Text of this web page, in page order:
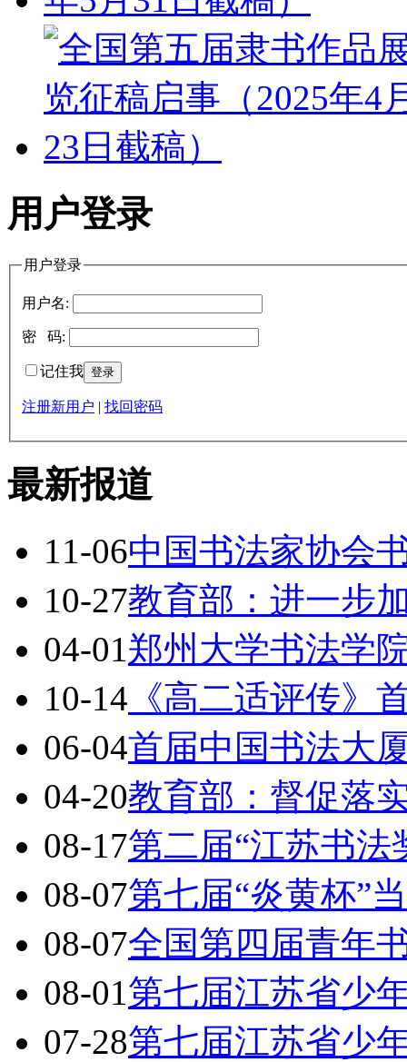
用户登录
用户登录
用户名:
密 码:
记住我
注册新用户 找回密码
最新报道
11-06中国书法家协会
10-27教育部：进一步
04-01郑州大学书法学
10-14 《高二适评传》
06-04首届中国书法大
04-20教育部：督促落
08-17第二届“江苏书
08-07第七届“炎黄杯”
08-07全国第四届青年
08-01第七届江苏省少
07-28第七届江苏省少